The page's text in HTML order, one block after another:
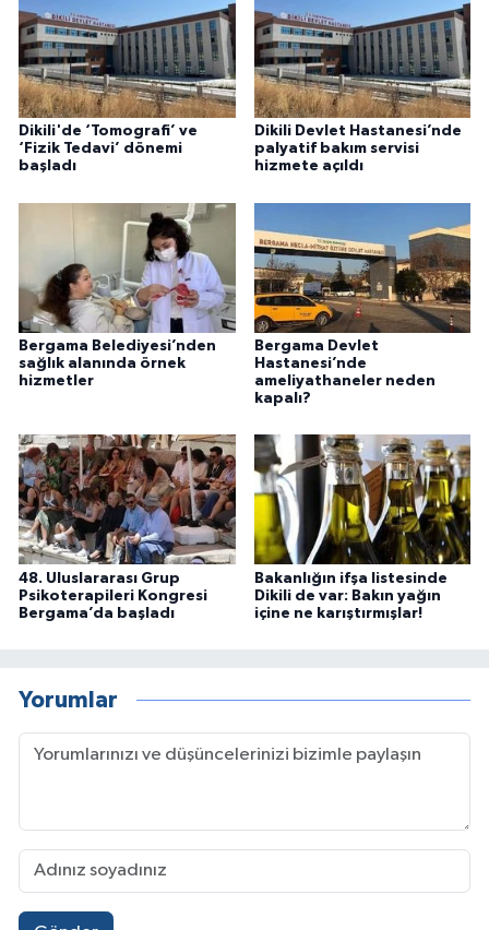
Dikili'de ‘Tomografi’ ve
‘Fizik Tedavi’ dönemi
başladı
Dikili Devlet Hastanesi’nde
palyatif bakım servisi
hizmete açıldı
Bergama Belediyesi’nden
sağlık alanında örnek
hizmetler
Bergama Devlet
Hastanesi’nde
ameliyathaneler neden
kapalı?
48. Uluslararası Grup
Psikoterapileri Kongresi
Bergama’da başladı
Bakanlığın ifşa listesinde
Dikili de var: Bakın yağın
içine ne karıştırmışlar!
Yorumlar